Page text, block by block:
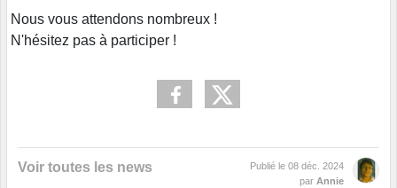
Nous vous attendons nombreux !
N'hésitez pas à participer !
Voir toutes les news Publié le 08 déc. 2024
par Annie